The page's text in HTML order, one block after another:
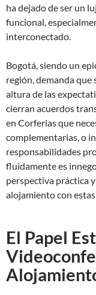
ha dejado de ser un
funcional,
interconectado.
Bogotá, siendo un
región, demanda
altura de las
cierran acuerdos
en Corferias que
complementarias, o
responsabilidades
fluidamente es
perspectiva práctica
alojamiento con
El Papel